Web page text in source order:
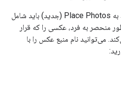
تمام درخواست‌ها به API مربوط به Place Photos (جدید) باید شامل
منحصر به فرد، عکسی را که قرار
می‌توانید نام منبع عکس را با